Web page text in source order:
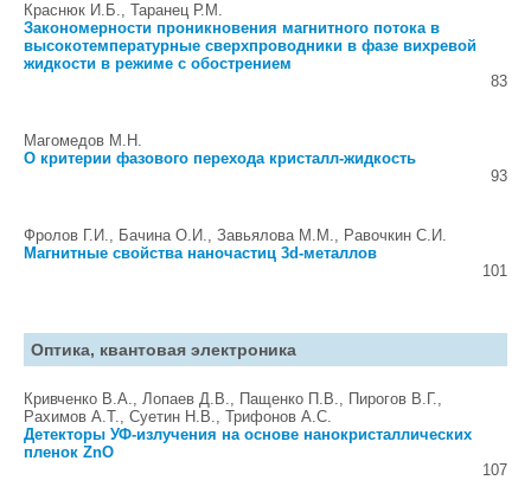
Краснюк И.Б., Таранец Р.М.
Закономерности проникновения магнитного потока в
высокотемпературные сверхпроводники в фазе вихревой
жидкости в режиме с обострением
83
Магомедов М.Н.
О критерии фазового перехода кристалл-жидкость
93
Фролов Г.И., Бачина О.И., Завьялова М.М., Равочкин С.И.
Магнитные свойства наночастиц 3d-металлов
101
Оптика, квантовая электроника
Кривченко В.А., Лопаев Д.В., Пащенко П.В., Пирогов В.Г.,
Рахимов А.Т., Суетин Н.В., Трифонов А.С.
Детекторы УФ-излучения на основе нанокристаллических
пленок ZnO
107